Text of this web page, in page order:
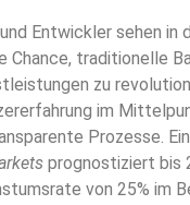
Entwickler sehen in
Chance, traditionelle
zu
im
Prozesse.
prognostiziert bis
von 25% im